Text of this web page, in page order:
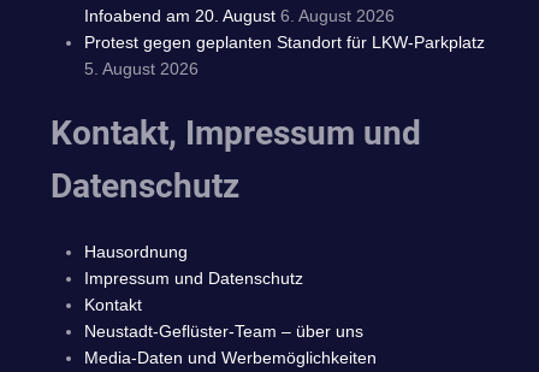
Infoabend am 20. August 6. August 2026
Protest gegen geplanten Standort für LKW-Parkplatz
5. August 2026
Kontakt, Impressum und
Datenschutz
Hausordnung
Impressum und Datenschutz
Kontakt
Neustadt-Geflüster-Team – über uns
Media-Daten und Werbemöglichkeiten